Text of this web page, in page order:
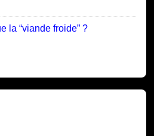
la “viande froide” ?